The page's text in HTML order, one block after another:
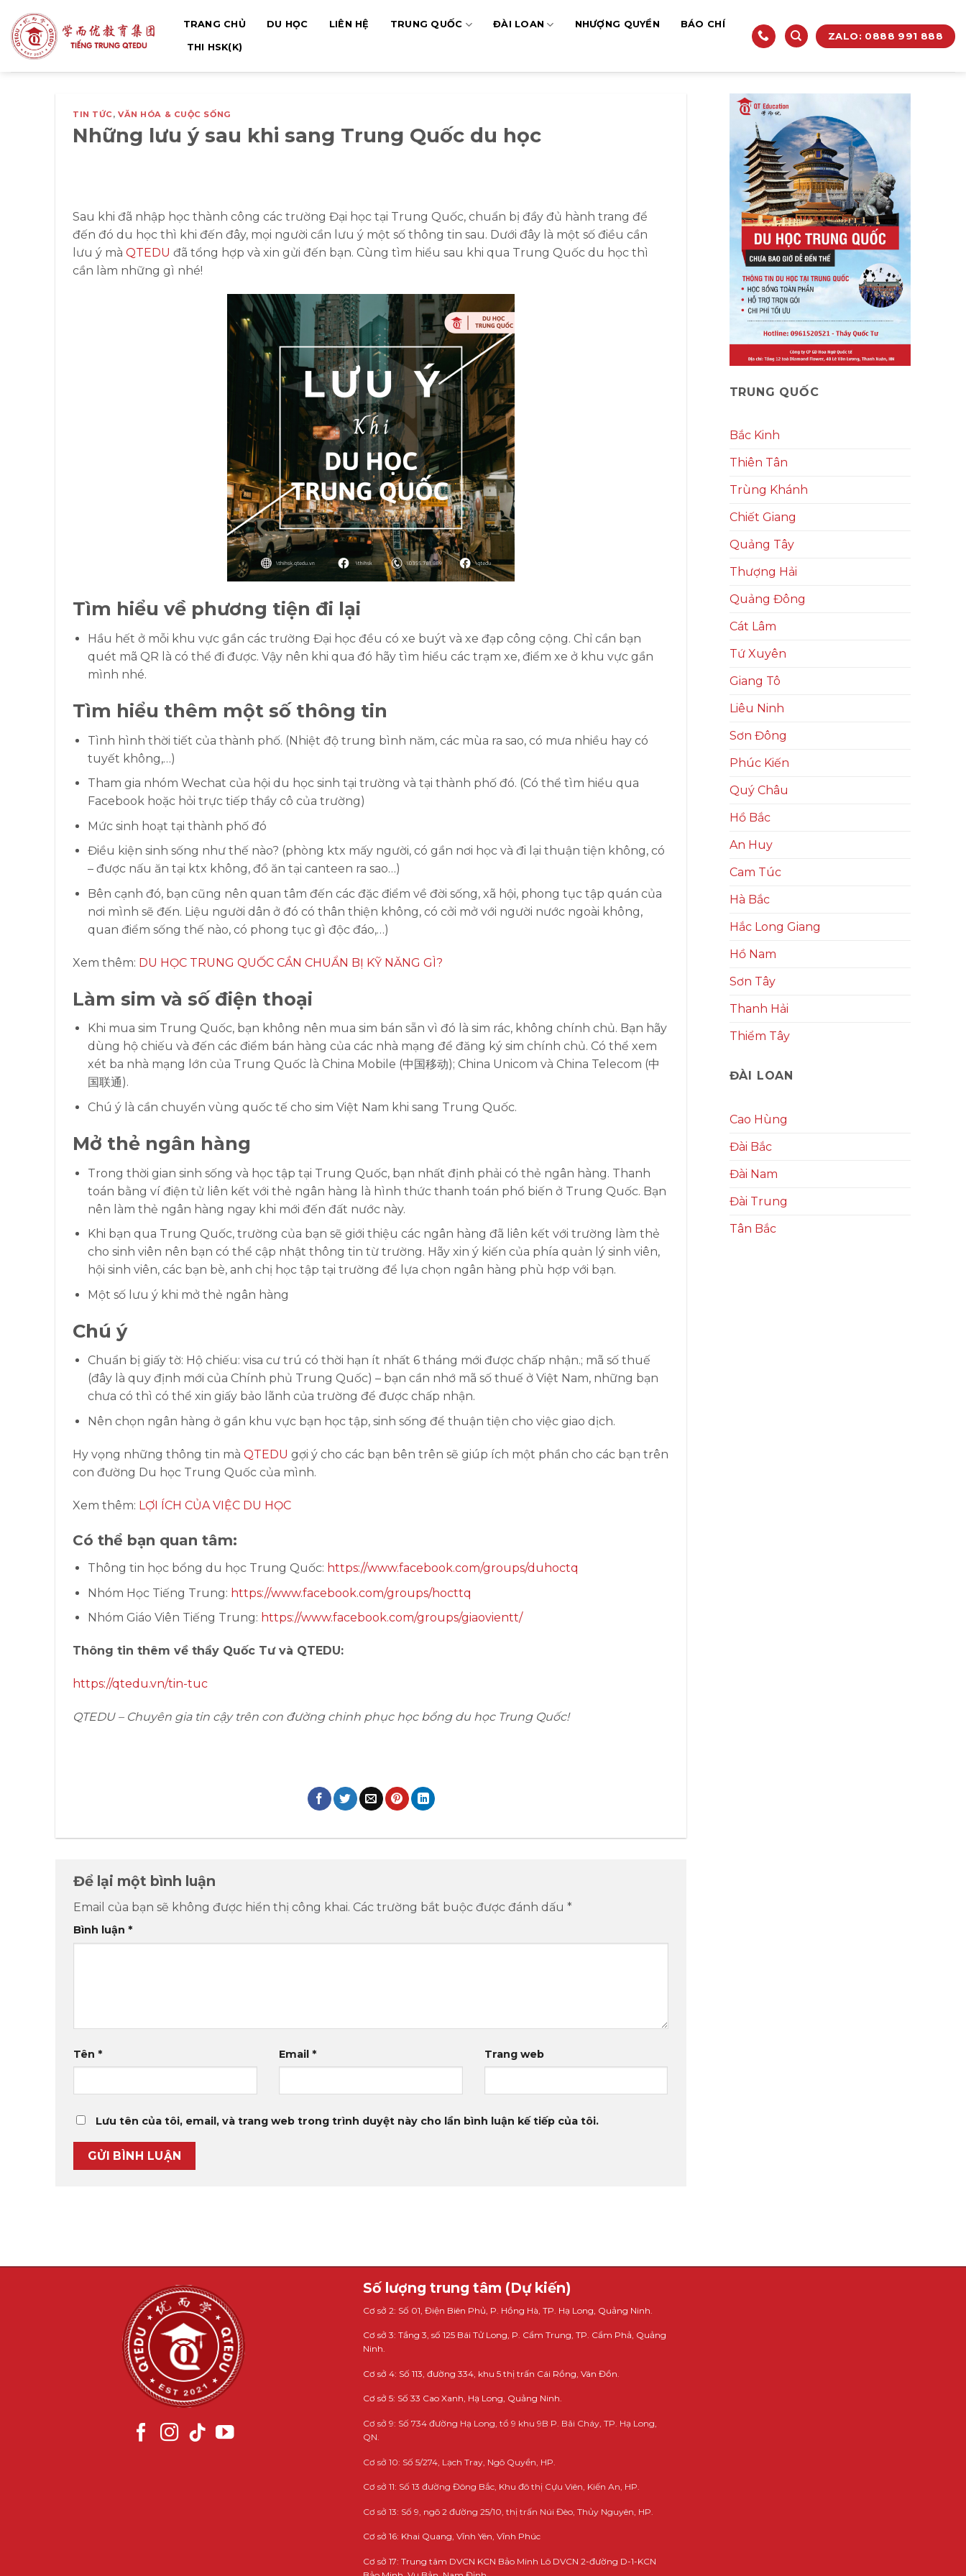
qua
nội
dung
TRANG CHỦ DU HỌC LIÊN HỆ TRUNG QUỐC ĐÀI LOAN NHƯỢNG QUYỀN BÁO CHÍ
THI HSK(K)
ZALO: 0888 991 888
TIN TỨC,VĂN HÓA & CUỘC SỐNG
Những lưu ý sau khi sang Trung Quốc du học
Sau khi đã nhập học thành công các trường Đại học tại Trung Quốc, chuẩn bị đầy đủ hành trang để
đến đó du học thì khi đến đây, mọi người cần lưu ý một số thông tin sau. Dưới đây là một số điều cần
lưu ý mà QTEDU đã tổng hợp và xin gửi đến bạn. Cùng tìm hiểu sau khi qua Trung Quốc du học thì
cần làm những gì nhé!
Tìm hiểu về phương tiện đi lại
Hầu hết ở mỗi khu vực gần các trường Đại học đều có xe buýt và xe đạp công cộng. Chỉ cần bạn
quét mã QR là có thể đi được. Vậy nên khi qua đó hãy tìm hiểu các trạm xe, điểm xe ở khu vực gần
mình nhé.
Tìm hiểu thêm một số thông tin
Tình hình thời tiết của thành phố. (Nhiệt độ trung bình năm, các mùa ra sao, có mưa nhiều hay có
tuyết không,…)
Tham gia nhóm Wechat của hội du học sinh tại trường và tại thành phố đó. (Có thể tìm hiểu qua
Facebook hoặc hỏi trực tiếp thầy cô của trường)
Mức sinh hoạt tại thành phố đó
Điều kiện sinh sống như thế nào? (phòng ktx mấy người, có gần nơi học và đi lại thuận tiện không, có
– được nấu ăn tại ktx không, đồ ăn tại canteen ra sao…)
Bên cạnh đó, bạn cũng nên quan tâm đến các đặc điểm về đời sống, xã hội, phong tục tập quán của
nơi mình sẽ đến. Liệu người dân ở đó có thân thiện không, có cởi mở với người nước ngoài không,
quan điểm sống thế nào, có phong tục gì độc đáo,…)
Xem thêm: DU HỌC TRUNG QUỐC CẦN CHUẨN BỊ KỸ NĂNG GÌ?
Làm sim và số điện thoại
Khi mua sim Trung Quốc, bạn không nên mua sim bán sẵn vì đó là sim rác, không chính chủ. Bạn hãy
dùng hộ chiếu và đến các điểm bán hàng của các nhà mạng để đăng ký sim chính chủ. Có thể xem
xét ba nhà mạng lớn của Trung Quốc là China Mobile (中国移动); China Unicom và China Telecom (中
国联通).
Chú ý là cần chuyển vùng quốc tế cho sim Việt Nam khi sang Trung Quốc.
Mở thẻ ngân hàng
Trong thời gian sinh sống và học tập tại Trung Quốc, bạn nhất định phải có thẻ ngân hàng. Thanh
toán bằng ví điện tử liên kết với thẻ ngân hàng là hình thức thanh toán phổ biến ở Trung Quốc. Bạn
nên làm thẻ ngân hàng ngay khi mới đến đất nước này.
Khi bạn qua Trung Quốc, trường của bạn sẽ giới thiệu các ngân hàng đã liên kết với trường làm thẻ
cho sinh viên nên bạn có thể cập nhật thông tin từ trường. Hãy xin ý kiến của phía quản lý sinh viên,
hội sinh viên, các bạn bè, anh chị học tập tại trường để lựa chọn ngân hàng phù hợp với bạn.
Một số lưu ý khi mở thẻ ngân hàng
Chú ý
Chuẩn bị giấy tờ: Hộ chiếu: visa cư trú có thời hạn ít nhất 6 tháng mới được chấp nhận.; mã số thuế
(đây là quy định mới của Chính phủ Trung Quốc) – bạn cần nhớ mã số thuế ở Việt Nam, những bạn
chưa có thì có thể xin giấy bảo lãnh của trường để được chấp nhận.
Nên chọn ngân hàng ở gần khu vực bạn học tập, sinh sống để thuận tiện cho việc giao dịch.
Hy vọng những thông tin mà QTEDU gợi ý cho các bạn bên trên sẽ giúp ích một phần cho các bạn trên
con đường Du học Trung Quốc của mình.
Xem thêm: LỢI ÍCH CỦA VIỆC DU HỌC
Có thể bạn quan tâm:
Thông tin học bổng du học Trung Quốc: https://www.facebook.com/groups/duhoctq
Nhóm Học Tiếng Trung: https://www.facebook.com/groups/hocttq
Nhóm Giáo Viên Tiếng Trung: https://www.facebook.com/groups/giaovientt/
Thông tin thêm về thầy Quốc Tư và QTEDU:
https://qtedu.vn/tin-tuc
QTEDU – Chuyên gia tin cậy trên con đường chinh phục học bổng du học Trung Quốc!
Để lại một bình luận
Email của bạn sẽ không được hiển thị công khai. Các trường bắt buộc được đánh dấu *
Bình luận *
Tên * Email * Trang web
Lưu tên của tôi, email, và trang web trong trình duyệt này cho lần bình luận kế tiếp của tôi.
TRUNG QUỐC
Bắc Kinh
Thiên Tân
Trùng Khánh
Chiết Giang
Quảng Tây
Thượng Hải
Quảng Đông
Cát Lâm
Tứ Xuyên
Giang Tô
Liêu Ninh
Sơn Đông
Phúc Kiến
Quý Châu
Hồ Bắc
An Huy
Cam Túc
Hà Bắc
Hắc Long Giang
Hồ Nam
Sơn Tây
Thanh Hải
Thiểm Tây
ĐÀI LOAN
Cao Hùng
Đài Bắc
Đài Nam
Đài Trung
Tân Bắc
Số lượng trung tâm (Dự kiến)
Cơ sở 2: Số 01, Điện Biên Phủ, P. Hồng Hà, TP. Hạ Long, Quảng Ninh.
Cơ sở 3: Tầng 3, số 125 Bái Tử Long, P. Cẩm Trung, TP. Cẩm Phả, Quảng
Ninh.
Cơ sở 4: Số 113, đường 334, khu 5 thị trấn Cái Rồng, Vân Đồn.
Cơ sở 5: Số 33 Cao Xanh, Hạ Long, Quảng Ninh.
Cơ sở 9: Số 734 đường Hạ Long, tổ 9 khu 9B P. Bãi Cháy, TP. Hạ Long,
QN.
Cơ sở 10: Số 5/274, Lạch Tray, Ngô Quyền, HP.
Cơ sở 11: Số 13 đường Đông Bắc, Khu đô thị Cựu Viên, Kiến An, HP.
Cơ sở 13: Số 9, ngõ 2 đường 25/10, thị trấn Núi Đèo, Thủy Nguyên, HP.
Cơ sở 16: Khai Quang, Vĩnh Yên, Vĩnh Phúc
Cơ sở 17: Trung tâm DVCN KCN Bảo Minh Lô DVCN 2-đường D-1-KCN